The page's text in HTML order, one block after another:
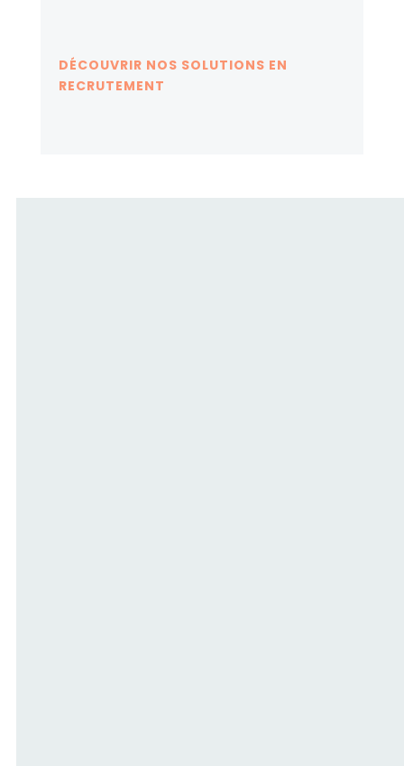
DÉCOUVRIR NOS SOLUTIONS EN
RECRUTEMENT